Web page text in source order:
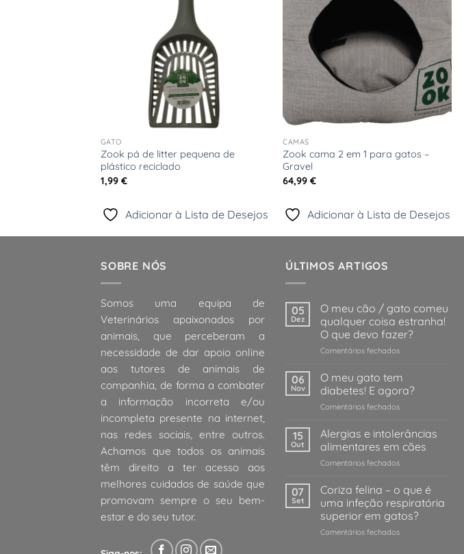
GATO
Zook pá de litter pequena de
plástico reciclado
1,99 €
Adicionar à Lista de Desejos
CAMAS
Zook cama 2 em 1 para gatos –
Gravel
64,99€
Adicionar à Lista de Desejos
SOBRE NÓS
Somos uma equipa de
Veterinários apaixonados por
animais, que perceberam a
necessidade de dar apoio online
aos tutores de animais de
companhia, de forma a combater
a informação incorreta e/ou
incompleta presente na internet,
nas redes sociais, entre outros.
Achamos que todos os animais
têm direito a ter acesso aos
melhores cuidados de saúde que
promovam sempre o seu bem-
estar e do seu tutor.
ÚLTIMOS ARTIGOS
05
Dez
O meu cão / gato comeu
qualquer coisa estranha!
O que devo fazer?
Comentários fechadosem
meu
cão
/
gato
qualquer
coisa
O
devo
fazer?
06
Nov
O meu gato tem
diabetes! E agora?
Comentários fechadosem
meu
gato
tem
diabetes!
agora?
15
Out
Alergias e intolerâncias
alimentares em cães
Comentários fechadosem
intolerâncias
alimentares
em
cães
07
Set
Coriza felina – o que é
uma infeção respiratória
superior em gatos?
Comentários fechadosem